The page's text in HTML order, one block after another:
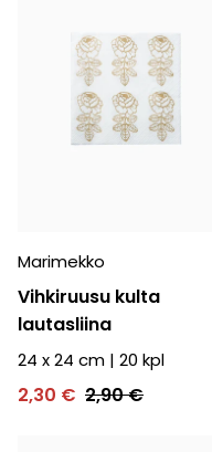
Marimekko
Vihkiruusu kulta
lautasliina
24 x 24 cm | 20 kpl
2,30 € 2,90 €